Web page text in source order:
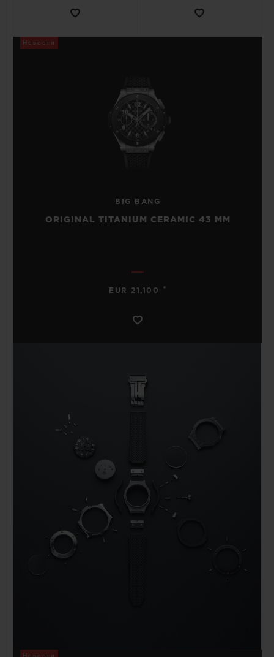
Новости
BIG BANG
ORIGINAL TITANIUM CERAMIC 43 MM
EUR 21,100 •
Новости